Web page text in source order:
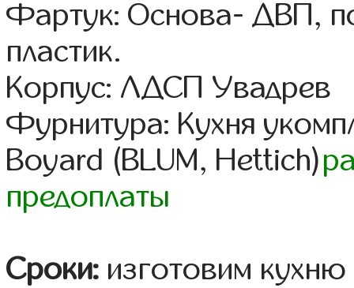
Фартук: Основа- ДВП,
пластик.
Корпус: ЛДСП Увадрев
Фурнитура: Кухня
Boyard (BLUM, Hettich)
предоплаты
Сроки: изготовим